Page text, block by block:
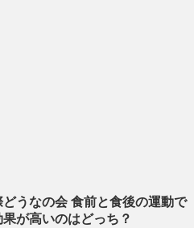
うなの会 食前と食後の運動で
が高いのはどっち？